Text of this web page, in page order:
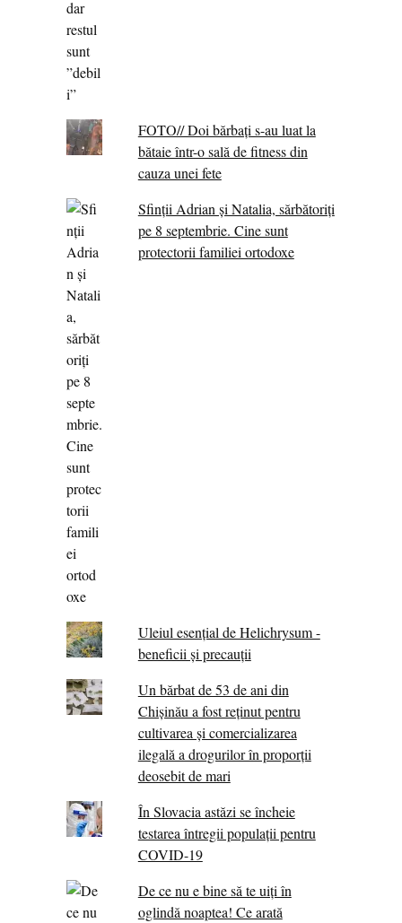
FOTO// Doi bărbați s-au luat la
bătaie într-o sală de fitness din
cauza unei fete
Sfinții Adrian și Natalia, sărbătoriți
pe 8 septembrie. Cine sunt
protectorii familiei ortodoxe
Uleiul esențial de Helichrysum -
beneficii și precauții
Un bărbat de 53 de ani din
Chișinău a fost reținut pentru
cultivarea și comercializarea
ilegală a drogurilor în proporții
deosebit de mari
În Slovacia astăzi se încheie
testarea întregii populații pentru
COVID-19
De ce nu e bine să te uiți în
oglindă noaptea! Ce arată